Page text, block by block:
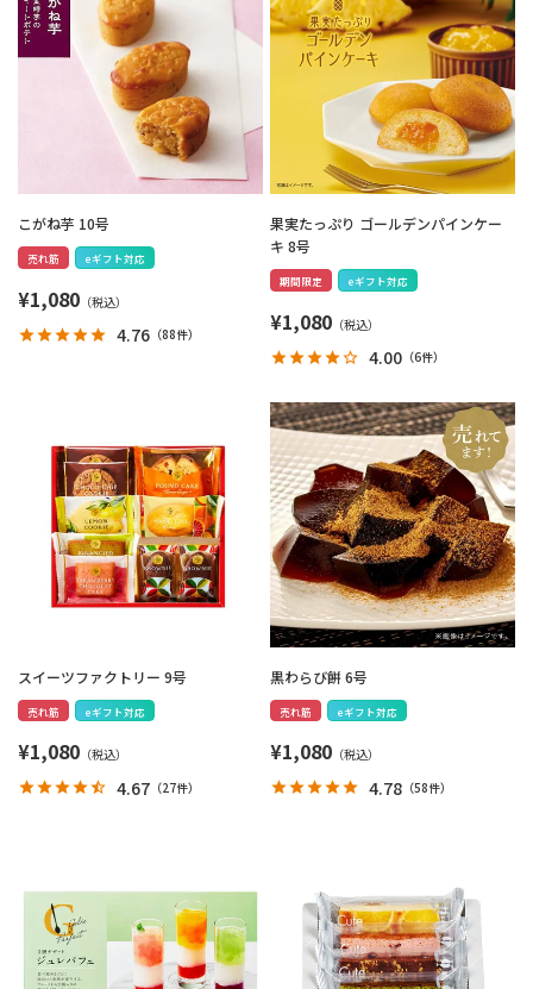
こがね芋 10号
売れ筋 eギフト対応
¥1,080
4.76 （88件）
果実たっぷり ゴールデンパインケー
キ 8号
期間限定 eギフト対応
¥1,080
4.00 （6件）
スイーツファクトリー 9号
売れ筋 eギフト対応
¥1,080
4.67 （27件）
黒わらび餅 6号
売れ筋 eギフト対応
¥1,080
4.78 （58件）